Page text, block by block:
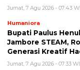
Jumat, 7 Agu 2026 - 07:43
Humaniora
Bupati Paulus
Jambore STEAM,
Generasi Kreatif
Jumat, 7 Agu 2026 - 07:33